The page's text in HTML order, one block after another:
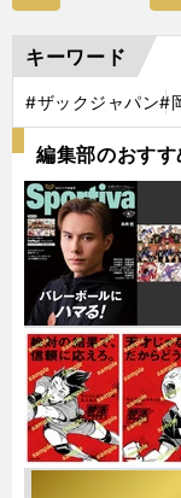
キーワード
#ザックジャパン#
編集部のおすす